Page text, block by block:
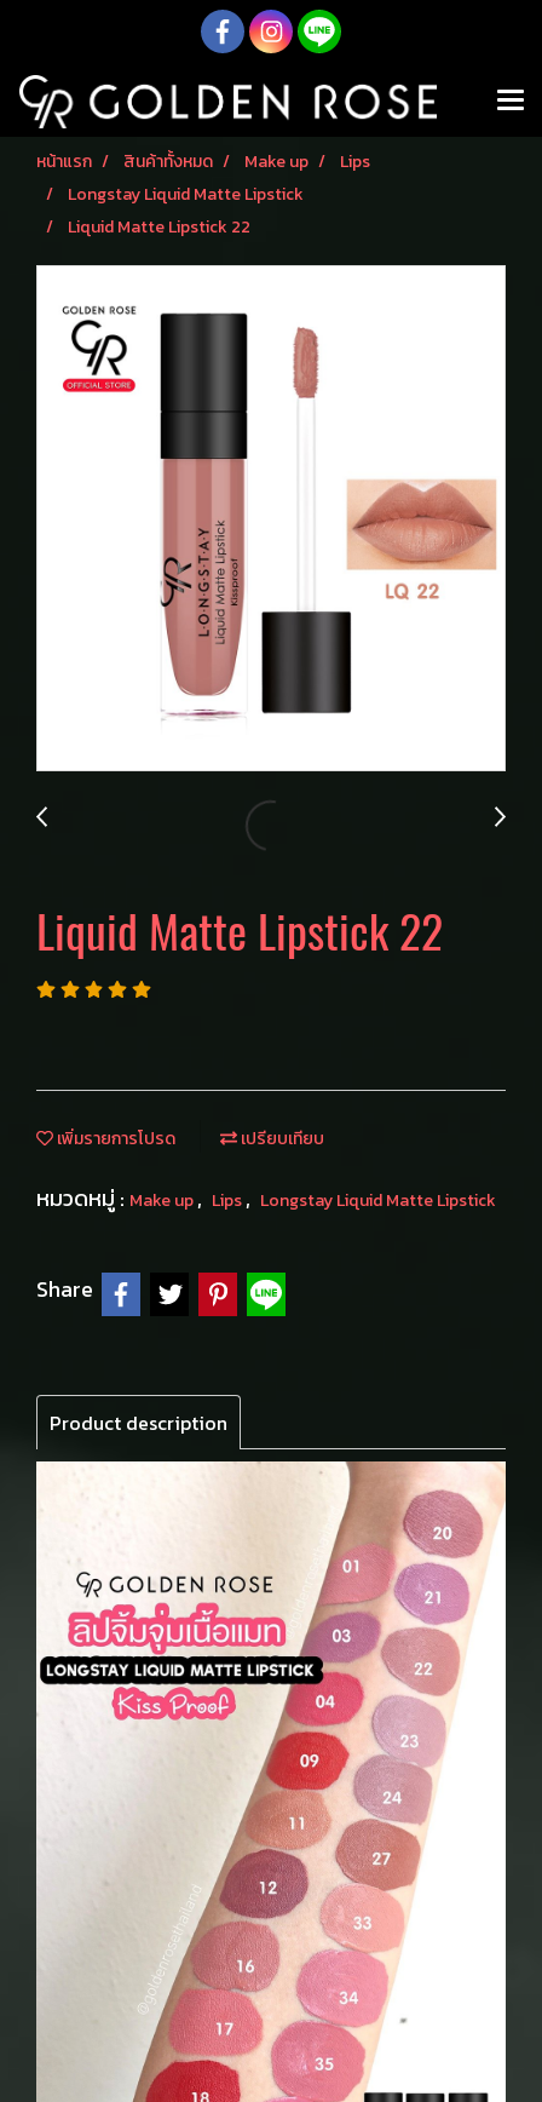
หน้าแรก สินค้าทั้งหมด Make up
Lips
Longstay Liquid Matte Lipstick
Liquid Matte Lipstick 22
Liquid Matte Lipstick 22
เพิ่มรายการโปรด เปรียบเทียบ
หมวดหมู่ : Make up, Lips, Longstay Liquid Matte Lipstick
Share
Product description